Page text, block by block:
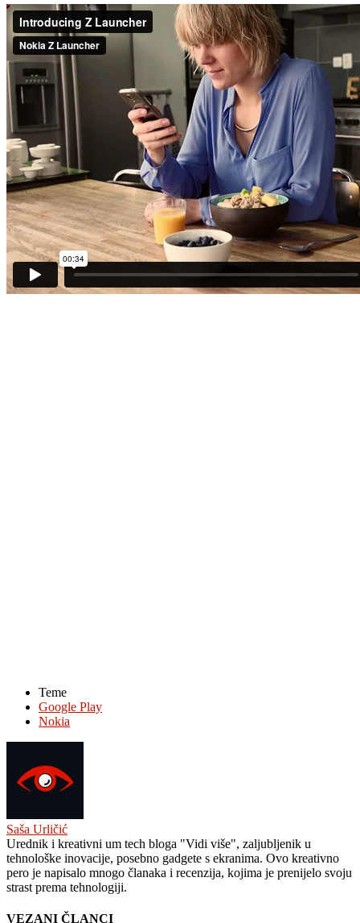
Teme
Google Play
Nokia
Saša Urličić
Urednik i kreativni um tech bloga "Vidi više", zaljubljenik u
tehnološke inovacije, posebno gadgete s ekranima. Ovo kreativno
pero je napisalo mnogo članaka i recenzija, kojima je prenijelo svoju
strast prema tehnologiji.
VEZANI ČLANCI